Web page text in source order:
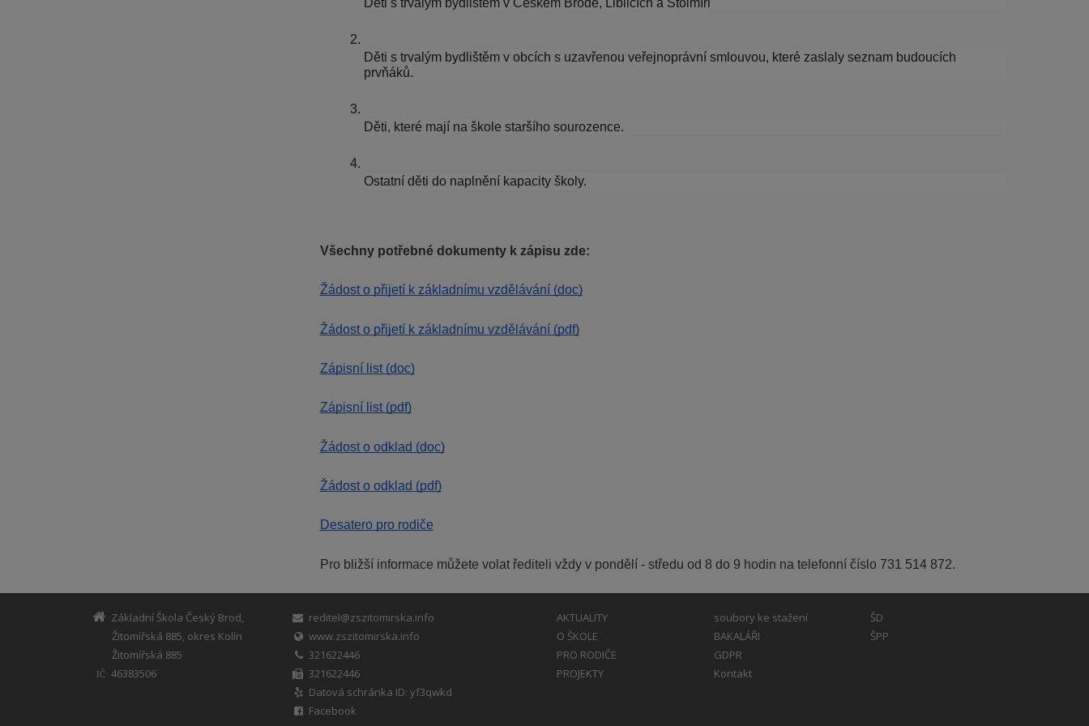
Děti s trvalým bydlištěm v Českém Brodě, Liblicích a Štolmíři
Děti s trvalým bydlištěm v obcích s uzavřenou veřejnoprávní smlouvou, které zaslaly seznam budoucích
prvňáků.
Děti, které mají na škole staršího sourozence.
Ostatní děti do naplnění kapacity školy.
Všechny potřebné dokumenty k zápisu zde:
Žádost o přijetí k základnímu vzdělávání (doc)
Žádost o přijetí k základnímu vzdělávání (pdf)
Zápisní list (doc)
Zápisní list (pdf)
Žádost o odklad (doc)
Žádost o odklad (pdf)
Desatero pro rodiče
Pro bližší informace můžete volat řediteli vždy v pondělí - středu od 8 do 9 hodin na telefonní číslo 731 514 872.
Základní Škola Český Brod,
Žitomířská 885, okres Kolín
Žitomířská 885
IČ 46383506
reditel@zszitomirska.info
www.zszitomirska.info
321622446
321622446
Datová schránka ID: yf3qwkd
Facebook
AKTUALITY
O ŠKOLE
PRO RODIČE
PROJEKTY
soubory ke stažení
BAKALÁŘI
GDPR
Kontakt
ŠD
ŠPP